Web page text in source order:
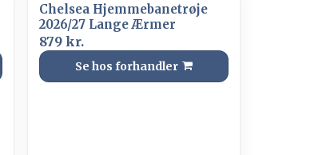
Chelsea Hjemmebanetrøje
2026/27 Lange Ærmer
879 kr.
Se hos forhandler